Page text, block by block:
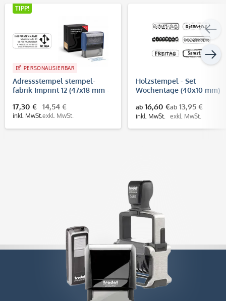
TIPP!
PERSONALISIERBAR
Adressstempel stempel-
fabrik Imprint 12 (47x18 mm -
17,30 €
inkl. MwSt.
14,54 €
exkl. MwSt.
Holzstempel - Set
Wochentage (40x10 mm)
ab 16,60 €
inkl. MwSt.
ab 13,95 €
exkl. MwSt.